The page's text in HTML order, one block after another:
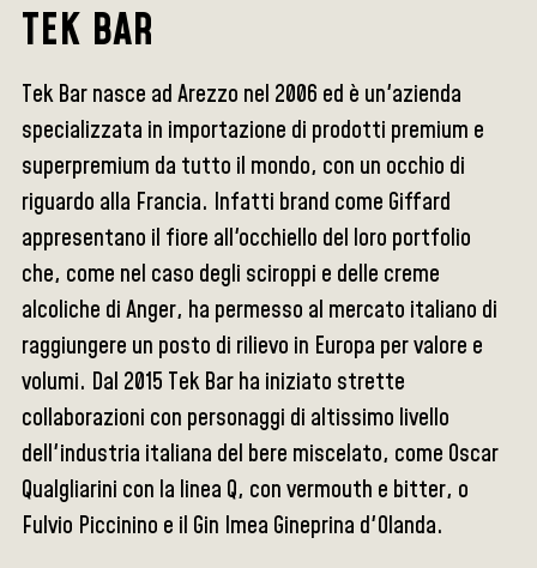
TEK BAR
Tek Bar nasce ad Arezzo nel 2006 ed è un'azienda
specializzata in importazione di prodotti premium e
superpremium da tutto il mondo, con un occhio di
riguardo alla Francia. Infatti brand come Giffard
appresentano il fiore all'occhiello del loro portfolio
che, come nel caso degli sciroppi e delle creme
alcoliche di Anger, ha permesso al mercato italiano di
raggiungere un posto di rilievo in Europa per valore e
volumi. Dal 2015 Tek Bar ha iniziato strette
collaborazioni con personaggi di altissimo livello
dell'industria italiana del bere miscelato, come Oscar
Qualgliarini con la linea Q, con vermouth e bitter, o
Fulvio Piccinino e il Gin Imea Gineprina d'Olanda.